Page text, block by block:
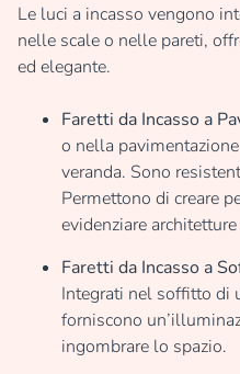
Le luci a incasso vengono
nelle scale o nelle pareti,
ed elegante.
Faretti da Incasso a
o nella
veranda. Sono
Permettono di creare
evidenziare
Faretti da Incasso a
Integrati nel soffitto di
forniscono
ingombrare lo spazio.